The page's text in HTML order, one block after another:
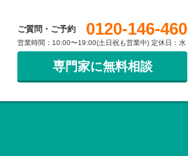
専門家に無料相談
ご質問・ご予約 0120-146-460
営業時間：10:00〜19:00(土日祝も営業中) 定休日：水